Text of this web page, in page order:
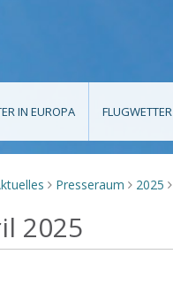
IN EUROPA FLUGWETTER
> Presseraum > 2025 >
2025